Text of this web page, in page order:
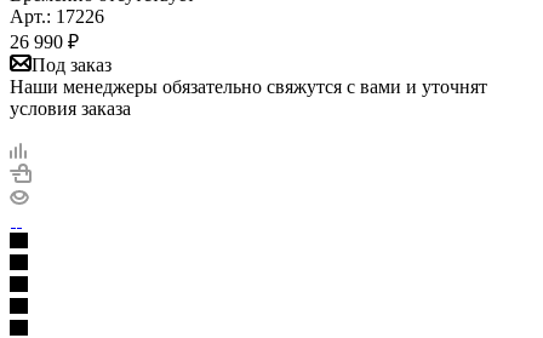
Арт.: 17226
26 990 ₽
Под заказ
Наши менеджеры обязательно свяжутся с вами и уточнят
условия заказа